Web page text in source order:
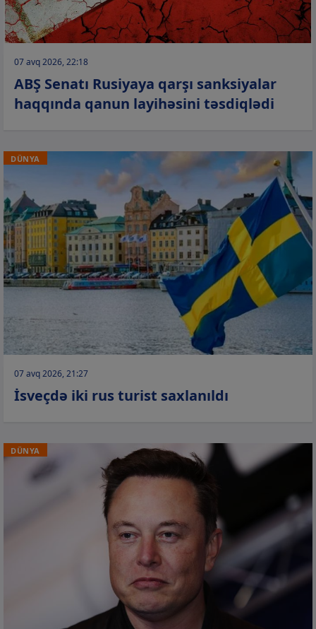
07 avq 2026, 22:18
ABŞ Senatı Rusiyaya qarşı sanksiyalar
haqqında qanun layihəsini təsdiqlədi
DÜNYA
07 avq 2026, 21:27
İsveçdə iki rus turist saxlanıldı
DÜNYA